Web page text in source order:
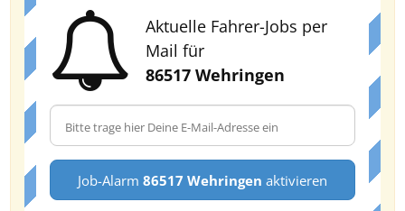
Aktuelle Fahrer-Jobs per
Mail für
86517 Wehringen
Job-Alarm 86517 Wehringen aktivieren